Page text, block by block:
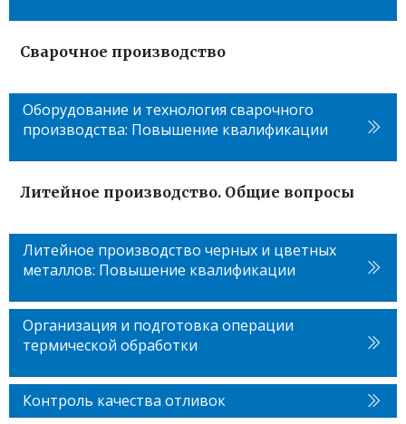
Сварочное производство
Оборудование и технология сварочного
производства: Повышение квалификации
Литейное производство. Общие вопросы
Литейное производство черных и цветных
металлов: Повышение квалификации
Организация и подготовка операции
термической обработки
Контроль качества отливок